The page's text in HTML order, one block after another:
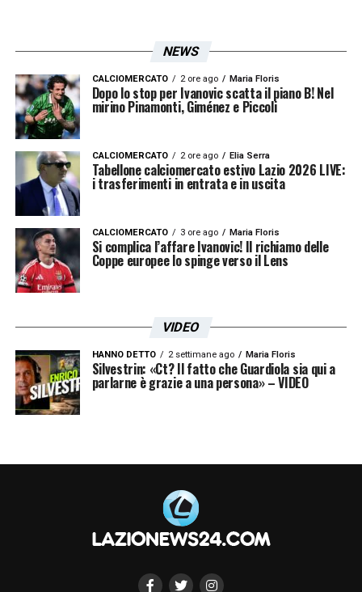
compagno di squadra - FOTO 23
LA PLAYLIST DELLE NOSTRE TOP NEWS
NEWS
CALCIOMERCATO 2 ore ago Maria Floris
Dopo lo stop per Ivanovic scatta il piano B! Nel
mirino Pinamonti, Giménez e Piccoli
CALCIOMERCATO 2 ore ago Elia Serra
Tabellone calciomercato estivo Lazio 2026 LIVE:
i trasferimenti in entrata e in uscita
CALCIOMERCATO 3 ore ago Maria Floris
Si complica l’affare Ivanovic! Il richiamo delle
Coppe europee lo spinge verso il Lens
VIDEO
HANNO DETTO 2 settimane ago Maria Floris
Silvestrin: «Ct? Il fatto che Guardiola sia qui a
parlarne è grazie a una persona» – VIDEO